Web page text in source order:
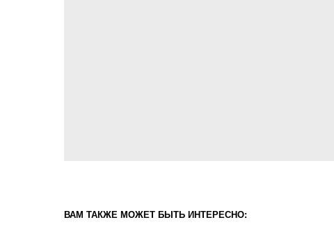
ВАМ ТАКЖЕ МОЖЕТ БЫТЬ ИНТЕРЕСНО: